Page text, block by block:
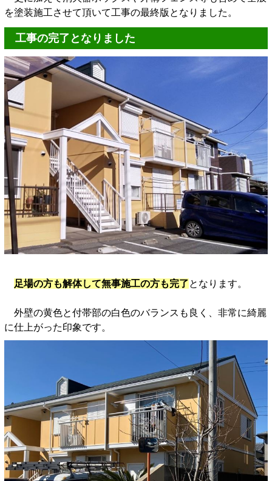
を塗装施工させて頂いて工事の最終版となりました。
工事の完了となりました
足場の方も解体して無事施工の方も完了となります。
外壁の黄色と付帯部の白色のバランスも良く、非常に綺麗
に仕上がった印象です。